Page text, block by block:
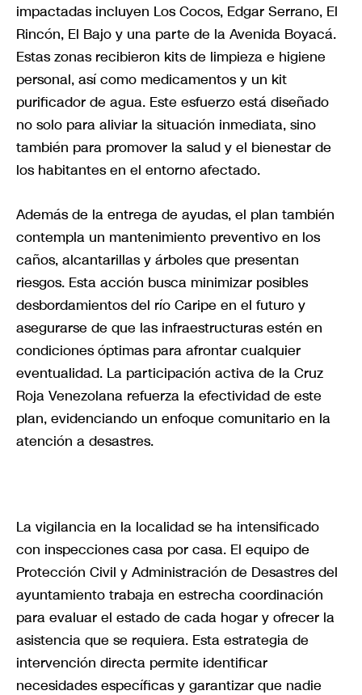
impactadas incluyen Los Cocos, Edgar Serrano, El
Rincón, El Bajo y una parte de la Avenida Boyacá.
Estas zonas recibieron kits de limpieza e higiene
personal, así como medicamentos y un kit
purificador de agua. Este esfuerzo está diseñado
no solo para aliviar la situación inmediata, sino
también para promover la salud y el bienestar de
los habitantes en el entorno afectado.
Además de la entrega de ayudas, el plan también
contempla un mantenimiento preventivo en los
caños, alcantarillas y árboles que presentan
riesgos. Esta acción busca minimizar posibles
desbordamientos del río Caripe en el futuro y
asegurarse de que las infraestructuras estén en
condiciones óptimas para afrontar cualquier
eventualidad. La participación activa de la Cruz
Roja Venezolana refuerza la efectividad de este
plan, evidenciando un enfoque comunitario en la
atención a desastres.
La vigilancia en la localidad se ha intensificado
con inspecciones casa por casa. El equipo de
Protección Civil y Administración de Desastres del
ayuntamiento trabaja en estrecha coordinación
para evaluar el estado de cada hogar y ofrecer la
asistencia que se requiera. Esta estrategia de
intervención directa permite identificar
necesidades específicas y garantizar que nadie